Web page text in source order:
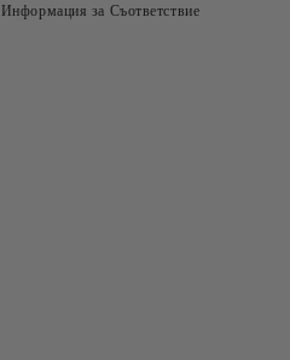
Информация за Съответствие